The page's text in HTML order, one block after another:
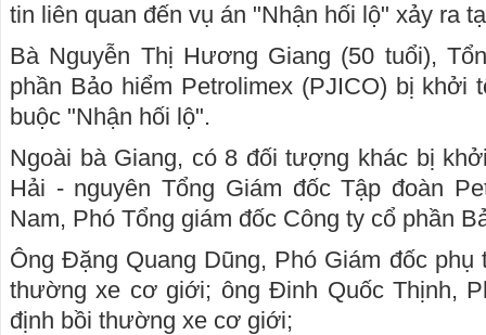
tin liên quan đến vụ án "Nhận hối lộ" xảy ra
Bà Nguyễn Thị Hương Giang (50 tuổi),
phần Bảo hiểm Petrolimex (PJICO) bị khởi
buộc "Nhận hối lộ".
Ngoài bà Giang, có 8 đối tượng khác bị
Hải - nguyên Tổng Giám đốc Tập đoàn
Nam, Phó Tổng giám đốc Công ty cổ phần
Ông Đặng Quang Dũng, Phó Giám đốc phụ
thường xe cơ giới; ông Đinh Quốc Thịnh,
định bồi thường xe cơ giới;